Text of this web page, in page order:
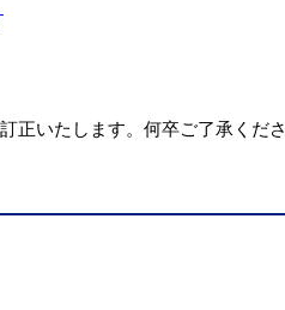
いたします。何卒ご了承くださ